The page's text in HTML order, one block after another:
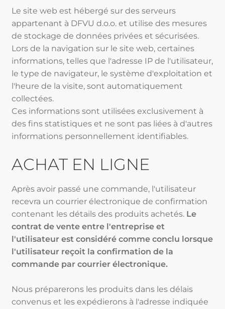
Le site web est hébergé sur des serveurs
appartenant à DFVU d.o.o. et utilise des mesures
de stockage de données privées et sécurisées.
Lors de la navigation sur le site web, certaines
informations, telles que l'adresse IP de l'utilisateur,
le type de navigateur, le système d'exploitation et
l'heure de la visite, sont automatiquement
collectées.
Ces informations sont utilisées exclusivement à
des fins statistiques et ne sont pas liées à d'autres
informations personnellement identifiables.
ACHAT EN LIGNE
Après avoir passé une commande, l'utilisateur
recevra un courrier électronique de confirmation
contenant les détails des produits achetés. Le
contrat de vente entre l'entreprise et
l'utilisateur est considéré comme conclu lorsque
l'utilisateur reçoit la confirmation de la
commande par courrier électronique.
Nous préparerons les produits dans les délais
convenus et les expédierons à l'adresse indiquée